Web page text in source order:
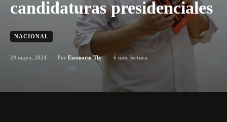
candidaturas presidenciales
NACIONAL
29 mayo, 2024 Por Escenario Tlx 6 min. lectura